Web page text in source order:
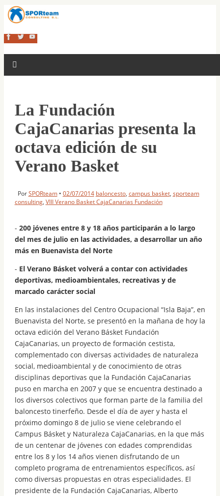
La Fundación
CajaCanarias presenta la
octava edición de su
Verano Basket
PorSPORteam • 02/07/2014 baloncesto, campus basket, sporteam
consulting, VIII Verano Basket CajaCanarias Fundación
- 200 jóvenes entre 8 y 18 años participarán a lo largo
del mes de julio en las actividades, a desarrollar un año
más en Buenavista del Norte
- El Verano Básket volverá a contar con actividades
deportivas, medioambientales, recreativas y de
marcado carácter social
En las instalaciones del Centro Ocupacional “Isla Baja”, en
Buenavista del Norte, se presentó en la mañana de hoy la
octava edición del Verano Básket Fundación
CajaCanarias, un proyecto de formación cestista,
complementado con diversas actividades de naturaleza
social, medioambiental y de conocimiento de otras
disciplinas deportivas que la Fundación CajaCanarias
puso en marcha en 2007 y que se encuentra destinado a
los diversos colectivos que forman parte de la familia del
baloncesto tinerfeño. Desde el día de ayer y hasta el
próximo domingo 8 de julio se viene celebrando el
Campus Básket y Naturaleza CajaCanarias, en la que más
de un centenar de jóvenes con edades comprendidas
entre los 8 y los 14 años vienen disfrutando de un
completo programa de entrenamientos específicos, así
como diversas propuestas en otras especialidades. El
presidente de la Fundación CajaCanarias, Alberto